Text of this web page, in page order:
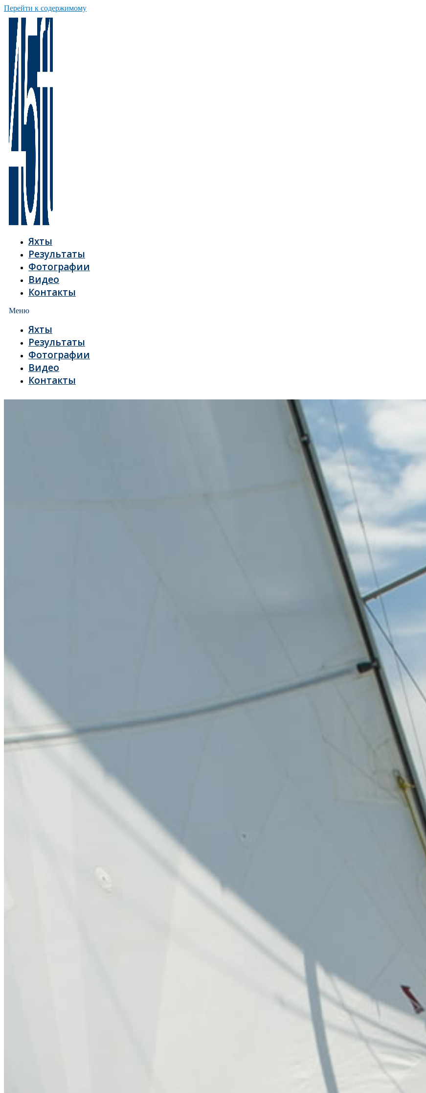
Перейти к содержимому
Яхты
Результаты
Фотографии
Видео
Контакты
Меню
Яхты
Результаты
Фотографии
Видео
Контакты